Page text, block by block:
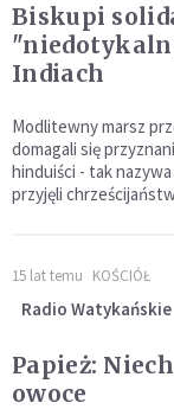
Biskupi
Indiach
Modlitewny marsz
domagali się
hinduiści - tak
przyjęli
15 lat temu KOŚCIÓŁ
Radio
Papież:
owoce